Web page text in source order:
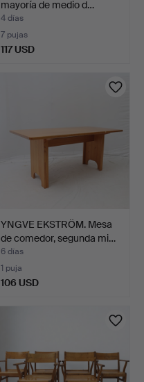
mayoría de medio d…
4 días
7 pujas
117 USD
YNGVE EKSTRÖM. Mesa
de comedor, segunda mi…
6 días
1 puja
106 USD